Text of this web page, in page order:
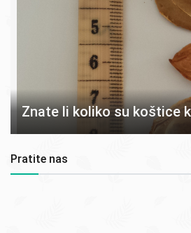
Znate li koliko su koštice
Pratite nas